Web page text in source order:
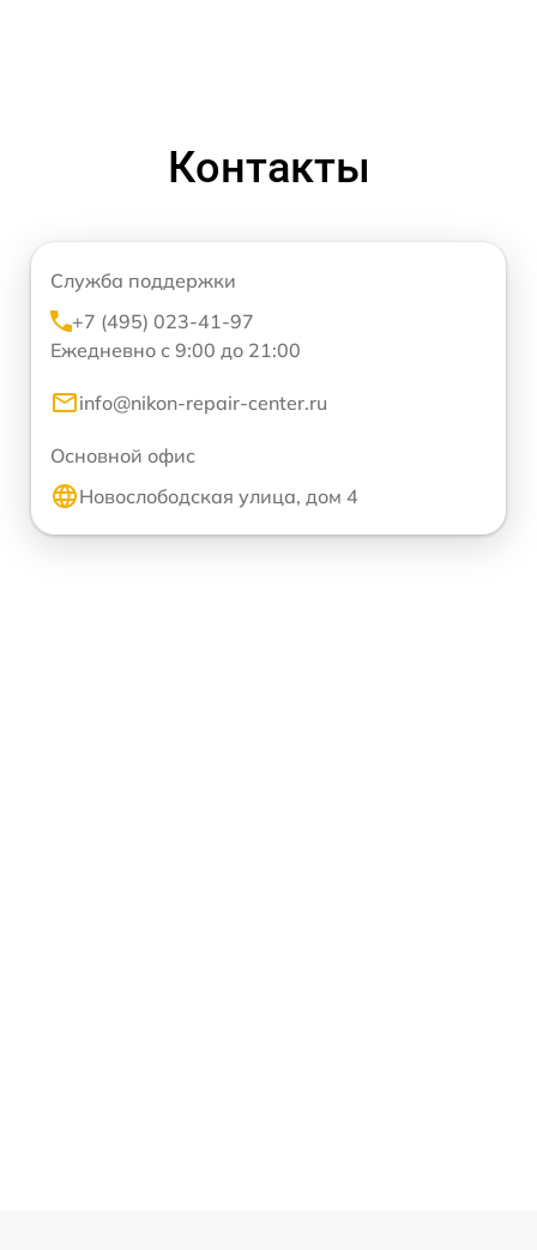
Контакты
Служба поддержки
+7 (495) 023-41-97
Ежедневно с 9:00 до 21:00
info@nikon-repair-center.ru
Основной офис
Новослободская улица, дом 4